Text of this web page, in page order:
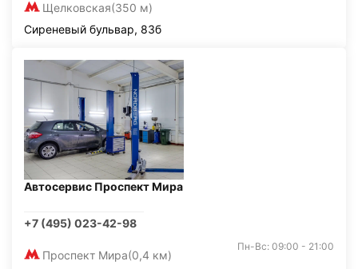
Щелковская(350 м)
Сиреневый бульвар, 83б
Автосервис Проспект Мира
+7 (495) 023-42-98
Проспект Мира(0,4 км)
Пн-Вс: 09:00 - 21:00